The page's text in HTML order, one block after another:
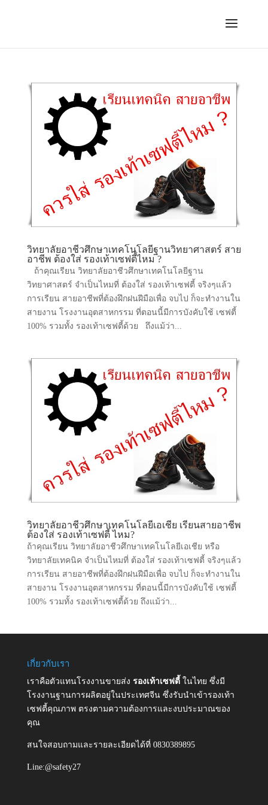
วิทยาลัยอาชีวศึกษาเทคโนโลยีฐานวิทยาศาสตร์ สาย
อาชีพ ต้องใส่ รองเท้าเซฟตี้ไหม ?
ถ้าคุณเรียน วิทยาลัยอาชีวศึกษาเทคโนโลยีฐาน
วิทยาศาสตร์ จำเป็นไหมที่ ต้องใส่ รองเท้าเซฟตี้ จริงๆแล้ว
การเรียน สายอาชีพที่ต้องฝึกฝนฝีมือเพื่อ จบไป ก็จะทำงานใน
สายงาน โรงงานอุตสาหกรรม ที่ตอนนี้มีการบังคับใช้ เซฟตี้
100% รวมทั้ง รองเท้าเซฟตี้ด้วย ถึงแม้ว่า...
วิทยาลัยอาชีวศึกษาเทคโนโลยีเอเชีย เรียนสายอาชีพ
ต้องใส่ รองเท้าเซฟตี้ ไหม?
ถ้าคุณเรียน วิทยาลัยอาชีวศึกษาเทคโนโลยีเอเชีย หรือ
วิทยาลัยเทคนิค จำเป็นไหมที่ ต้องใส่ รองเท้าเซฟตี้ จริงๆแล้ว
การเรียน สายอาชีพที่ต้องฝึกฝนฝีมือเพื่อ จบไป ก็จะทำงานใน
สายงาน โรงงานอุตสาหกรรม ที่ตอนนี้มีการบังคับใช้ เซฟตี้
100% รวมทั้ง รองเท้าเซฟตี้ด้วย ถึงแม้ว่า...
เกี่ยวกับเรา
เราคือตัวแทนโรงงานขายส่ง รองเท้าเซฟตี้ ในไทย ซึ่งมี
โรงงานฐานการผลิตอยู่ในประเทศจีน ซึ่งรับนำเข้ารองเท้า
เซฟตี้คุณภาพ ตรงตามความต้องการและงบประมาณของ
คุณ
สนใจสอบถามและรายละเอียดได้ที่ 0830389895
Line:@safety27